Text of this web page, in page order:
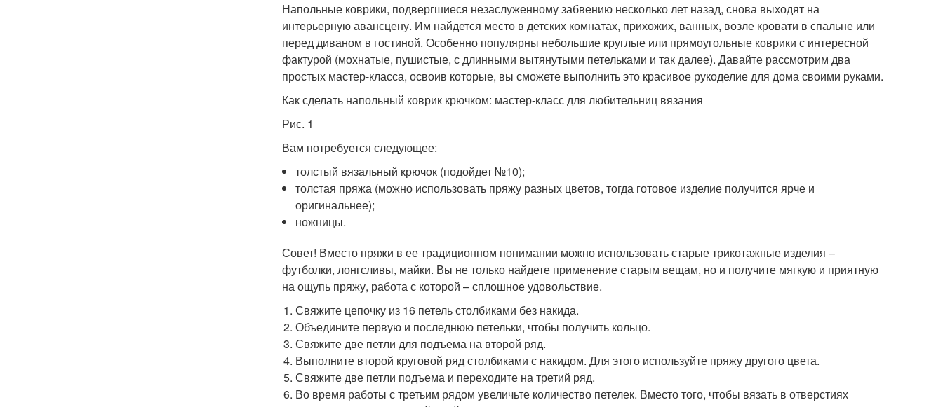
Напольные коврики, подвергшиеся незаслуженному забвению несколько лет назад, снова выходят на
интерьерную авансцену. Им найдется место в детских комнатах, прихожих, ванных, возле кровати в спальне или
перед диваном в гостиной. Особенно популярны небольшие круглые или прямоугольные коврики с интересной
фактурой (мохнатые, пушистые, с длинными вытянутыми петельками и так далее). Давайте рассмотрим два
простых мастер-класса, освоив которые, вы сможете выполнить это красивое рукоделие для дома своими руками.
Как сделать напольный коврик крючком: мастер-класс для любительниц вязания
Рис. 1
Вам потребуется следующее:
толстый вязальный крючок (подойдет №10);
толстая пряжа (можно использовать пряжу разных цветов, тогда готовое изделие получится ярче и
оригинальнее);
ножницы.
Совет! Вместо пряжи в ее традиционном понимании можно использовать старые трикотажные изделия –
футболки, лонгсливы, майки. Вы не только найдете применение старым вещам, но и получите мягкую и приятную
на ощупь пряжу, работа с которой – сплошное удовольствие.
Свяжите цепочку из 16 петель столбиками без накида.
Объедините первую и последнюю петельки, чтобы получить кольцо.
Свяжите две петли для подъема на второй ряд.
Выполните второй круговой ряд столбиками с накидом. Для этого используйте пряжу другого цвета.
Свяжите две петли подъема и переходите на третий ряд.
Во время работы с третьим рядом увеличьте количество петелек. Вместо того, чтобы вязать в отверстиях